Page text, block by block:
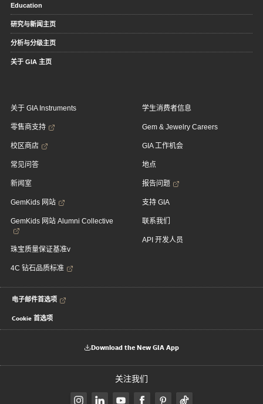
Education
研究与新闻主页
分析与分级主页
关于 GIA 主页
关于 GIA Instruments
零售商支持
校区商店
常见问答
新闻室
GemKids 网站
GemKids 网站 Alumni Collective
珠宝质量保证基准v
4C 钻石品质标准
学生消费者信息
Gem & Jewelry Careers
GIA 工作机会
地点
报告问题
支持 GIA
联系我们
API 开发人员
电子邮件首选项
Cookie 首选项
Download the New GIA App
关注我们